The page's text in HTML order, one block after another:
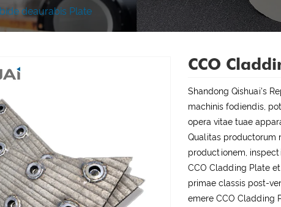
deaurabis Plate
CCO
Shandong Qishuai's
machinis fodiendis,
opera vitae tuae
Qualitas productorum
productionem,
CCO Cladding Plate
primae classis post-
emere CCO Cladding